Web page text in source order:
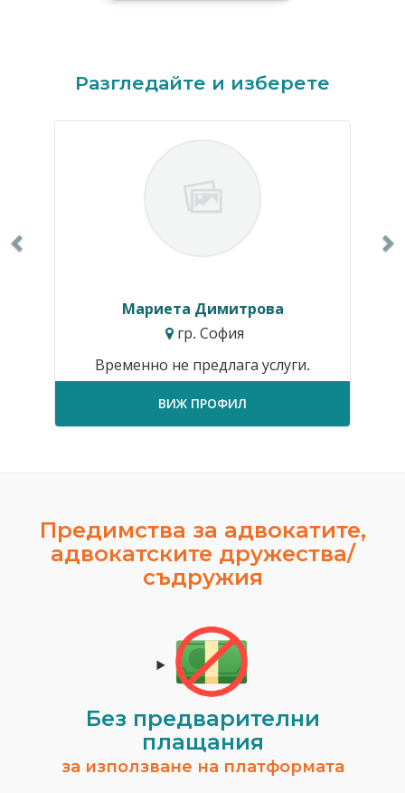
Разгледайте и изберете
Мариета Димитрова
гр. София
Временно не предлага услуги.
ВИЖ ПРОФИЛ
Предимства за адвокатите,
адвокатските дружества/
съдружия
Без предварителни
плащания
за използване на платформата